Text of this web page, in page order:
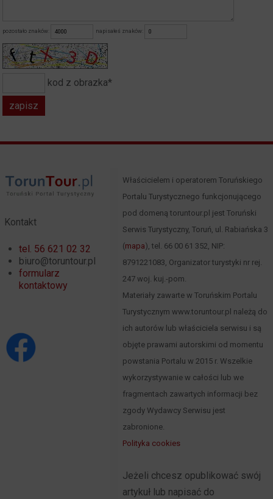
pozostało znaków: napisałeś znaków:
kod z obrazka*
Kontakt
tel. 56 621 02 32
biuro@toruntour.pl
formularz
kontaktowy
Właścicielem i operatorem Toruńskiego
Portalu Turystycznego funkcjonującego
pod domeną toruntour.pl jest Toruński
Serwis Turystyczny, Toruń, ul. Rabiańska 3
(mapa), tel. 66 00 61 352, NIP:
8791221083, Organizator turystyki nr rej.
247 woj. kuj.-pom.
Materiały zawarte w Toruńskim Portalu
Turystycznym www.toruntour.pl należą do
ich autorów lub właściciela serwisu i są
objęte prawami autorskimi od momentu
powstania Portalu w 2015 r. Wszelkie
wykorzystywanie w całości lub we
fragmentach zawartych informacji bez
zgody Wydawcy Serwisu jest
zabronione.
Polityka cookies
Jeżeli chcesz opublikować swój
artykuł lub napisać do